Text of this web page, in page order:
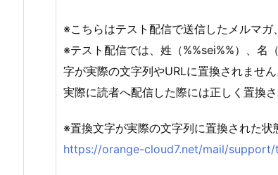
※こちらはテスト配信で送信したメルマガ
※テスト配信では、姓（%%sei%%）、名
字が実際の文字列やURLに置換されません
実際に読者へ配信した際には正しく置換
※置換文字が実際の文字列に置換された状
https://orange-cloud7.net/mail/